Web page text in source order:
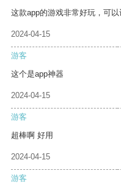
这款app的游戏非常好玩，可以
2024-04-15
游客
这个是app神器
2024-04-15
游客
超棒啊 好用
2024-04-15
游客